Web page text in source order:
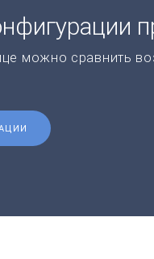
можно сравнить